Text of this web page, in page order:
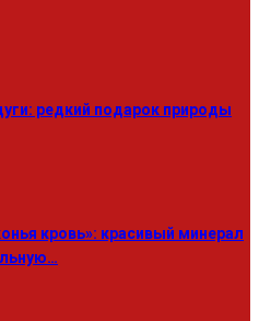
редкий подарок природы
кровь»: красивый минерал